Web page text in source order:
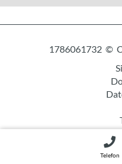
Telefon
1786061732 ©